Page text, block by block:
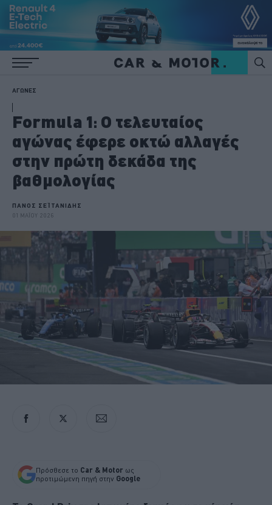
ΑΓΩΝΕΣ
Formula 1: Ο τελευταίος
αγώνας έφερε οκτώ αλλαγές
στην πρώτη δεκάδα της
βαθμολογίας
ΠΑΝΟΣ ΣΕΪΤΑΝΙΔΗΣ
01 ΜΑΪΟΥ 2026
Πρόσθεσε το Car & Motor ως
προτιμώμενη πηγή στην Google